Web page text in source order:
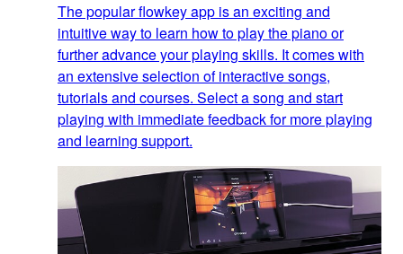
The popular flowkey app is an exciting and
intuitive way to learn how to play the piano or
further advance your playing skills. It comes with
an extensive selection of interactive songs,
tutorials and courses. Select a song and start
playing with immediate feedback for more playing
and learning support.